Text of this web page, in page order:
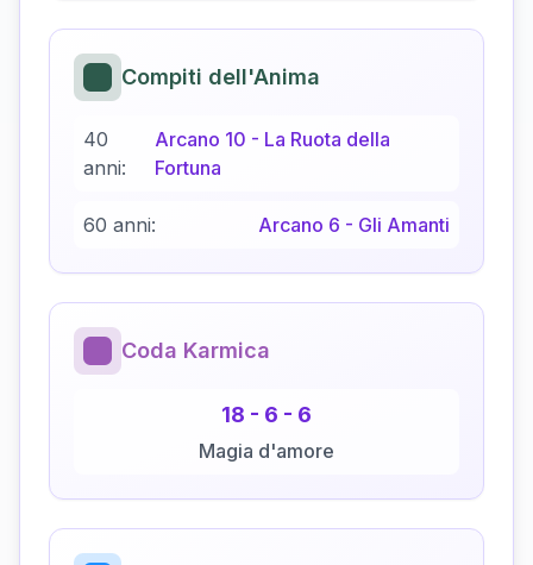
Compiti dell'Anima
40
anni:
Arcano 10 - La Ruota della
Fortuna
60 anni: Arcano 6 - Gli Amanti
Coda Karmica
18 - 6 - 6
Magia d'amore